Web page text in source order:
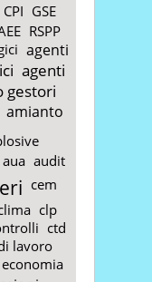
CPI GSE
RSPP
agenti
agenti
gestori
amianto
aua audit
cem
clp
ctd
lavoro
economia